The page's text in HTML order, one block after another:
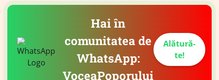
Hai în
comunitatea de
WhatsApp:
VoceaPoporului
Alătură-
te!